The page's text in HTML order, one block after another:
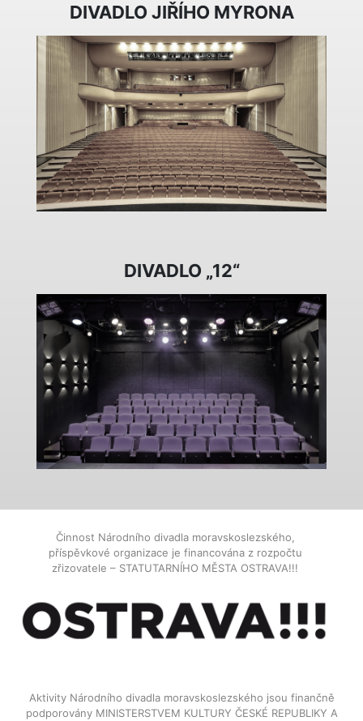
DIVADLO JIŘÍHO MYRONA
DIVADLO „12“
Činnost Národního divadla moravskoslezského,
příspěvkové organizace je financována z rozpočtu
zřizovatele – STATUTARNÍHO MĚSTA OSTRAVA!!!
Aktivity Národního divadla moravskoslezského jsou finančně
podporovány MINISTERSTVEM KULTURY ČESKÉ REPUBLIKY A